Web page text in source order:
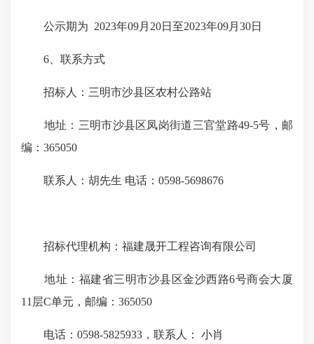
公示期为 2023年09月20日至2023年09月30日
6、联系方式
招标人：三明市沙县区农村公路站
地址：三明市沙县区凤岗街道三官堂路49-5号，邮
编：365050
联系人：胡先生 电话：0598-5698676
招标代理机构：福建晟开工程咨询有限公司
地址：福建省三明市沙县区金沙西路6号商会大厦
11层C单元，邮编：365050
电话：0598-5825933，联系人： 小肖